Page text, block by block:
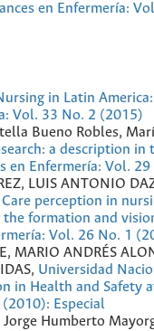
en Enfermería:
in Latin
Vol. 33 No. 2 (2015)
Bueno Robles,
a description in
en Enfermería: Vol.
LUIS ANTONIO
Care perception in
formation and
Vol. 26 No. 1
MARIO ANDRÉS
Universidad
in Health and Safety
Especial
Humberto